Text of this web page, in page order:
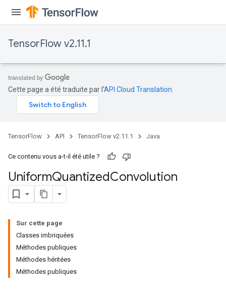
TensorFlow v2.11.1
Cette page a été traduite par l'API Cloud Translation
TensorFlow API TensorFlow v2.11.1 Java
Ce contenu vous a-t-il été utile ?
UniformQuantizedConvolution
Sur cette page
Classes imbriquées
Méthodes publiques
Méthodes héritées
Méthodes publiques